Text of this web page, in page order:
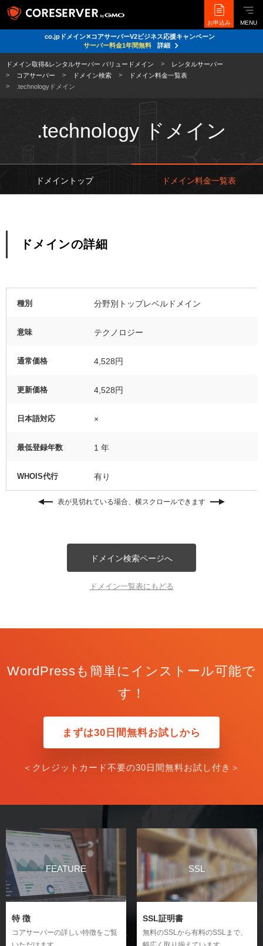
お申込み MENU
co.jpドメイン✕コアサーバーV2ビジネス応援キャンペーン
サーバー料金1年間無料
詳細
ドメイン取得&レンタルサーバー バリュードメイン
レンタルサーバー
コアサーバー
ドメイン検索
ドメイン料金一覧表
.technologyドメイン
.technology ドメイン
ドメイントップ ドメイン料金一覧表
ドメインの詳細
種別 分野別トップレベルドメイン
意味 テクノロジー
通常価格 4,528円
更新価格 4,528円
日本語対応 ×
最低登録年数 1 年
WHOIS代行 有り
表が見切れている場合、横スクロールできます
ドメイン検索ページへ
ドメイン一覧表にもどる
WordPressも簡単にインストール可能で
す！
まずは30日間無料お試しから
＜クレジットカード不要の30日間無料お試し付き＞
FEATURE
特 徴
コアサーバーの詳しい特徴をご覧
SSL
SSL証明書
無料のSSLから有料のSSLまで、